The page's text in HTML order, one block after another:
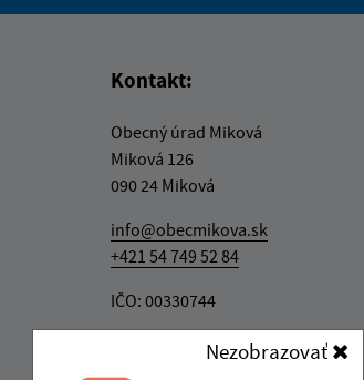
Nezobrazovať
Kontakt:
Obecný úrad Miková
Miková 126
090 24 Miková
info@obecmikova.sk
+421 54 749 52 84
IČO: 00330744